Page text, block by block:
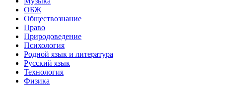
ОБЖ
Обществознание
Право
Природоведение
Психология
Родной язык и литература
Русский язык
Технология
Физика